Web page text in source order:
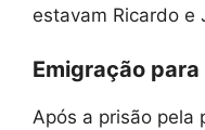
estavam Ricardo e
Emigração
Após a prisão pela